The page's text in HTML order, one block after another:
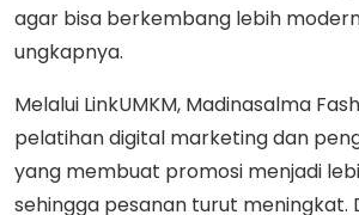
agar bisa berkembang lebih
ungkapnya.
Melalui LinkUMKM, Madinasalma
pelatihan digital marketing dan
yang membuat promosi menjadi
sehingga pesanan turut meningkat.